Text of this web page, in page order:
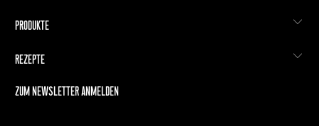
PRODUKTE
REZEPTE
ZUM NEWSLETTER ANMELDEN